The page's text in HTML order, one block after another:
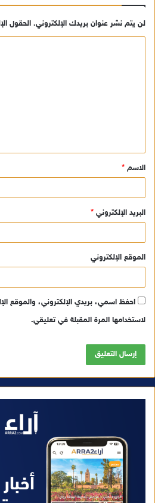
لن يتم نشر عنوان بريدك الإلكتروني. الحقول
ق
*
الاسم *
البريد الإلكتروني *
الموقع الإلكتروني
احفظ اسمي، بريدي الإلكتروني، والموقع
لاستخدامها المرة المقبلة في تعليقي.